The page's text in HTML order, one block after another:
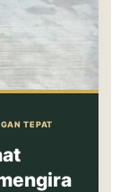
TEPAT